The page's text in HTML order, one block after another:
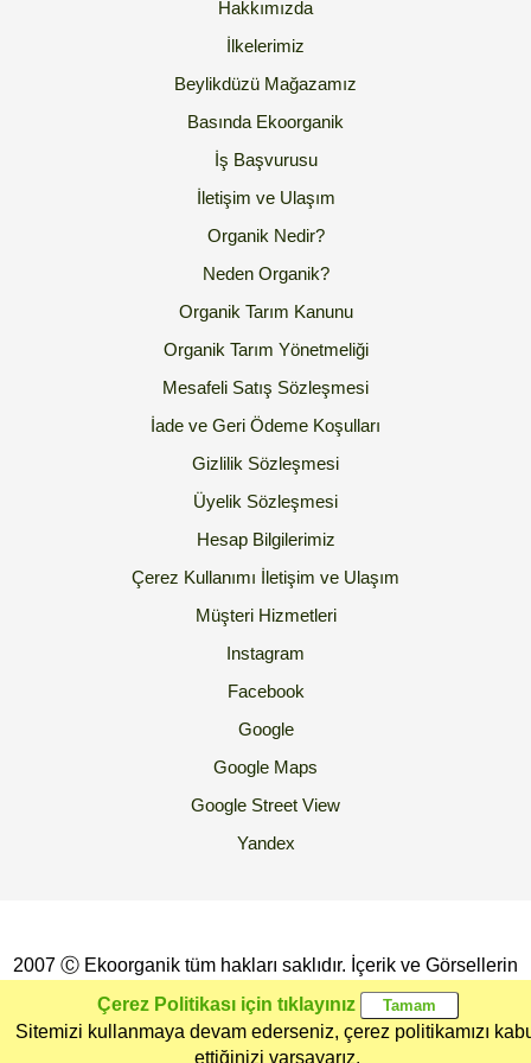
Kategoriler Ekoorganik Müşteri
Hakkımızda
İlkelerimiz
Beylikdüzü Mağazamız
Basında Ekoorganik
İş Başvurusu
İletişim ve Ulaşım
Organik Nedir?
Neden Organik?
Organik Tarım Kanunu
Organik Tarım Yönetmeliği
Mesafeli Satış Sözleşmesi
İade ve Geri Ödeme Koşulları
Gizlilik Sözleşmesi
Üyelik Sözleşmesi
Hesap Bilgilerimiz
Çerez Kullanımı İletişim ve Ulaşım
Müşteri Hizmetleri
Instagram
Facebook
Google
Google Maps
Google Street View
Yandex
Çerez Politikası için tıklayınız
Sitemizi kullanmaya devam ederseniz, çerez politikamızı
ettiğinizi varsayarız.
2007 Ⓒ Ekoorganik tüm hakları saklıdır. İçerik ve Görsellerin
İzinsiz Kopyalanması yada Kullanılması Yasaktır.